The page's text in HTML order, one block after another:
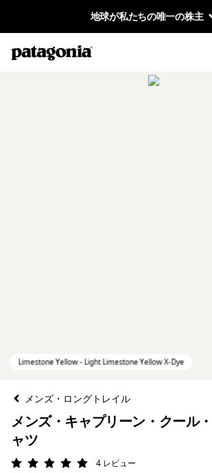
地球が私たちの唯一の株主
メンズ・ロングトレイル
メンズ・キャプリーン・クール
ャツ
評価: 5 / 5 4 レビュー